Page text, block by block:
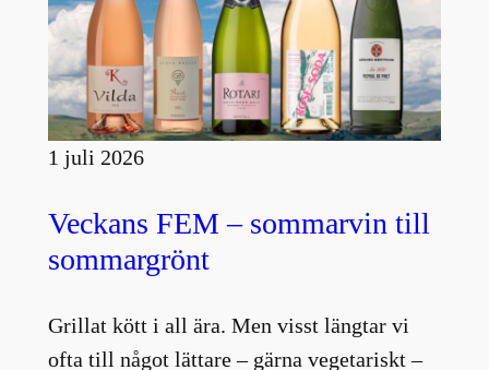
1 juli 2026
Veckans FEM – sommarvin till
sommargrönt
Grillat kött i all ära. Men visst längtar vi
ofta till något lättare – gärna vegetariskt –